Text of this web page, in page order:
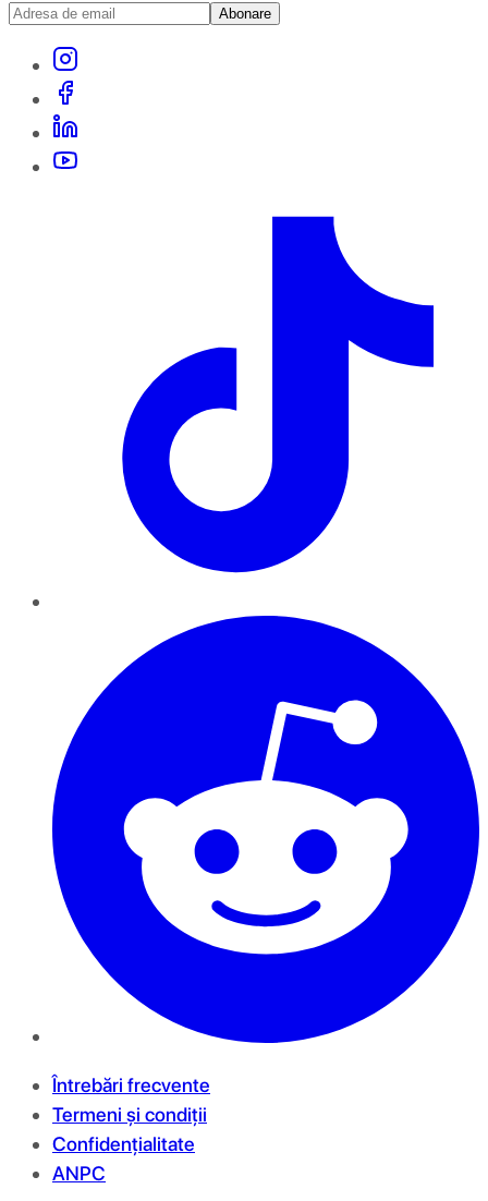
Abonare
Întrebări frecvente
Termeni și condiții
Confidențialitate
ANPC